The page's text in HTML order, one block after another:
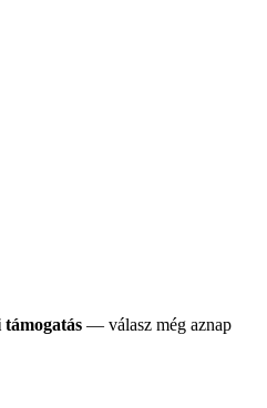
— válasz még aznap